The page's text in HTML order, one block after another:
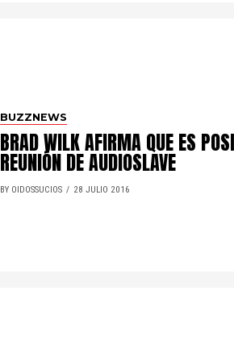
BUZZNEWS
BRAD WILK AFIRMA QUE ES
REUNIÓN DE AUDIOSLAVE
BY OIDOSSUCIOS 28 JULIO 2016